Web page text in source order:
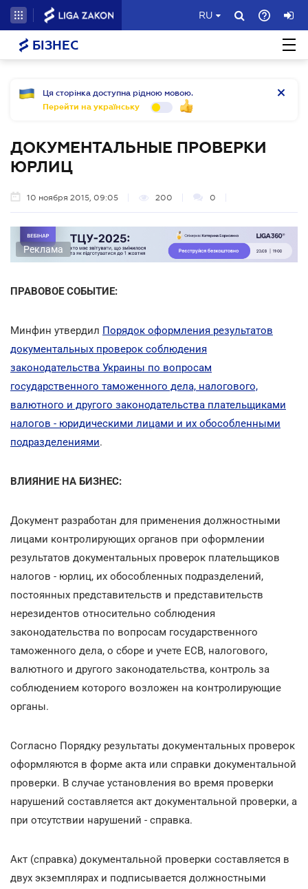
RU
БІЗНЕС
Ця сторінка доступна рідною мовою.
Перейти на українську
ДОКУМЕНТАЛЬНЫЕ ПРОВЕРКИ
ЮРЛИЦ
10 ноября 2015, 09:05 200 0
Реклама
ПРАВОВОЕ СОБЫТИЕ:
Минфин утвердил Порядок оформления результатов
документальных проверок соблюдения
законодательства Украины по вопросам
государственного таможенного дела, налогового,
валютного и другого законодательства плательщиками
налогов - юридическими лицами и их обособленными
подразделениями.
ВЛИЯНИЕ НА БИЗНЕС:
Документ разработан для применения должностными
лицами контролирующих органов при оформлении
результатов документальных проверок плательщиков
налогов - юрлиц, их обособленных подразделений,
постоянных представительств и представительств
нерезидентов относительно соблюдения
законодательства по вопросам государственного
таможенного дела, о сборе и учете ЕСВ, налогового,
валютного и другого законодательства, контроль за
соблюдением которого возложен на контролирующие
органы.
Согласно Порядку результаты документальных проверок
оформляются в форме акта или справки документальной
проверки. В случае установления во время проверки
нарушений составляется акт документальной проверки, а
при отсутствии нарушений - справка.
Акт (справка) документальной проверки составляется в
двух экземплярах и подписывается должностными